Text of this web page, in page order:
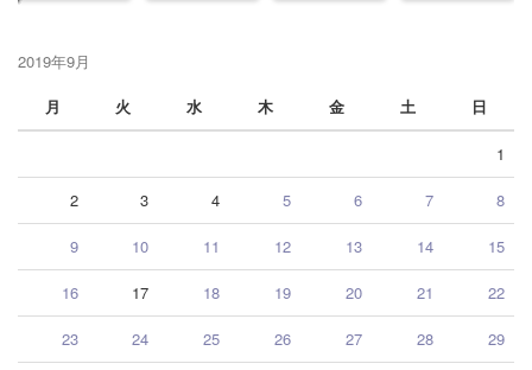
2019年9月
月
火 水 木 金 土 日
1
2 3 4 5 6 7 8
9 10 11 12 13 14 15
16 17 18 19 20 21 22
23 24 25 26 27 28 29